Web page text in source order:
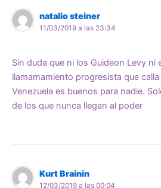
natalio steiner
11/03/2019 a las 23:34
Sin duda que ni los Guideon Levy ni
llamamamiento progresista que
Venezuela es buenos para nadie.
de los que nunca llegan al poder
Kurt Brainin
12/03/2019 a las 00:04